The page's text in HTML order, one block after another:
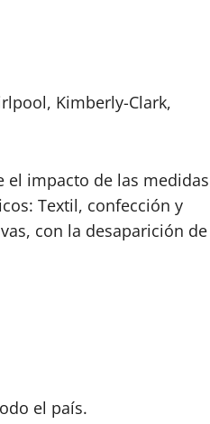
Kimberly-Clark,
el impacto de las medidas
Textil, confección y
con la desaparición de
el país.